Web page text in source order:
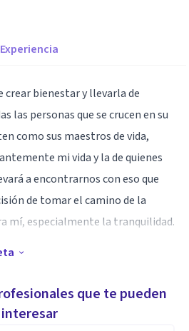
Experiencia
crear bienestar y llevarla de
las personas que se crucen en su
como sus maestros de vida,
mi vida y la de quienes
a encontrarnos con eso que
de tomar el camino de la
mí, especialmente la tranquilidad.
que te pueden
interesar